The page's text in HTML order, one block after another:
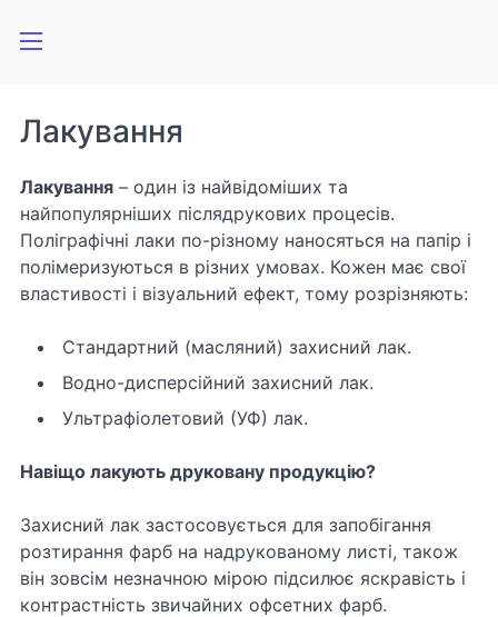
Лакування
Лакування – один із найвідоміших та
найпопулярніших післядрукових процесів.
Поліграфічні лаки по-різному наносяться на папір і
полімеризуються в різних умовах. Кожен має свої
властивості і візуальний ефект, тому розрізняють:
Стандартний (масляний) захисний лак.
Водно-дисперсійний захисний лак.
Ультрафіолетовий (УФ) лак.
Навіщо лакують друковану продукцію?
Захисний лак застосовується для запобігання
розтирання фарб на надрукованому листі, також
він зовсім незначною мірою підсилює яскравість і
контрастність звичайних офсетних фарб.